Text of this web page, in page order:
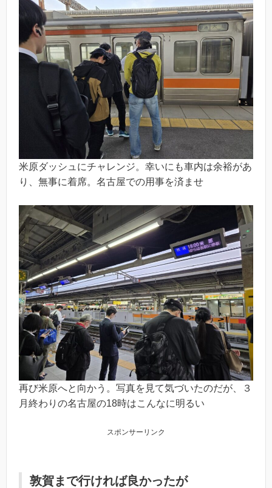
米原ダッシュにチャレンジ。幸いにも車内は余裕があ
り、無事に着席。名古屋での用事を済ませ
再び米原へと向かう。写真を見て気づいたのだが、３
月終わりの名古屋の18時はこんなに明るい
スポンサーリンク
敦賀まで行ければ良かったが